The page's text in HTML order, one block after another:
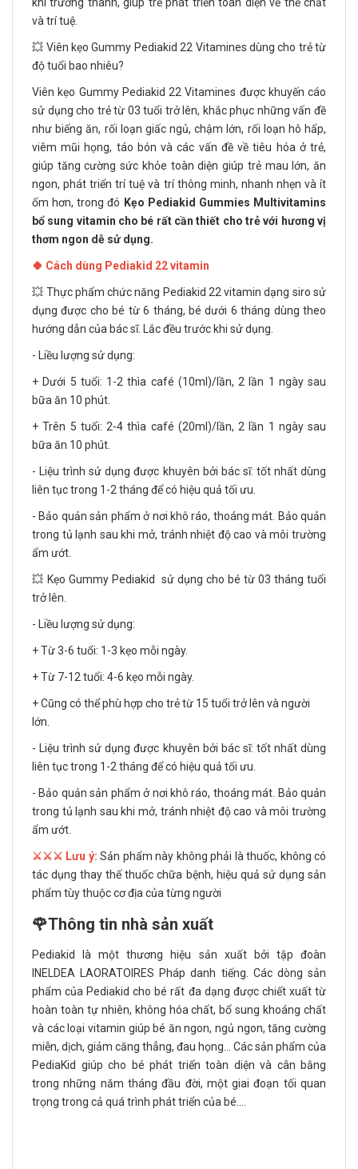
khi trưởng thành, giúp trẻ phát triển toàn diện về thể chất
và trí tuệ.
💥 Viên kẹo Gummy Pediakid 22 Vitamines dùng cho trẻ từ
độ tuổi bao nhiêu?
Viên kẹo Gummy Pediakid 22 Vitamines được khuyến cáo
sử dụng cho trẻ từ 03 tuổi trở lên, khắc phục những vấn đề
như biếng ăn, rối loạn giấc ngủ, chậm lớn, rối loạn hô hấp,
viêm mũi họng, táo bón và các vấn đề về tiêu hóa ở trẻ,
giúp tăng cường sức khỏe toàn diện giúp trẻ mau lớn, ăn
ngon, phát triển trí tuệ và trí thông minh, nhanh nhẹn và ít
ốm hơn, trong đó Kẹo Pediakid Gummies Multivitamins
bổ sung vitamin cho bé rất cần thiết cho trẻ với hương vị
thơm ngon dễ sử dụng.
🍀 Cách dùng Pediakid 22 vitamin
💥 Thực phẩm chức năng Pediakid 22 vitamin dạng siro sử
dụng được cho bé từ 6 tháng, bé dưới 6 tháng dùng theo
hướng dẫn của bác sĩ. Lắc đều trước khi sử dụng.
- Liều lượng sử dụng:
+ Dưới 5 tuổi: 1-2 thìa café (10ml)/lần, 2 lần 1 ngày sau
bữa ăn 10 phút.
+ Trên 5 tuổi: 2-4 thìa café (20ml)/lần, 2 lần 1 ngày sau
bữa ăn 10 phút.
- Liệu trình sử dụng được khuyên bởi bác sĩ: tốt nhất dùng
liên tục trong 1-2 tháng để có hiệu quả tối ưu.
- Bảo quản sản phẩm ở nơi khô ráo, thoáng mát. Bảo quản
trong tủ lạnh sau khi mở, tránh nhiệt độ cao và môi trường
ẩm ướt.
💥 Kẹo Gummy Pediakid sử dụng cho bé từ 03 tháng tuổi
trở lên.
- Liều lượng sử dụng:
+ Từ 3-6 tuổi: 1-3 kẹo mỗi ngày.
+ Từ 7-12 tuổi: 4-6 kẹo mỗi ngày.
+ Cũng có thể phù hợp cho trẻ từ 15 tuổi trở lên và người
lớn.
- Liệu trình sử dụng được khuyên bởi bác sĩ: tốt nhất dùng
liên tục trong 1-2 tháng để có hiệu quả tối ưu.
- Bảo quản sản phẩm ở nơi khô ráo, thoáng mát. Bảo quản
trong tủ lạnh sau khi mở, tránh nhiệt độ cao và môi trường
ẩm ướt.
⚔️⚔️⚔️ Lưu ý: Sản phẩm này không phải là thuốc, không có
tác dụng thay thế thuốc chữa bệnh, hiệu quả sử dụng sản
phẩm tùy thuộc cơ địa của từng người
🌹Thông tin nhà sản xuất
Pediakid là một thương hiệu sản xuất bởi tập đoàn
INELDEA LAORATOIRES Pháp danh tiếng. Các dòng sản
phẩm của Pediakid cho bé rất đa dạng được chiết xuất từ
hoàn toàn tự nhiên, không hóa chất, bổ sung khoáng chất
và các loại vitamin giúp bé ăn ngon, ngủ ngon, tăng cường
miễn, dịch, giảm căng thẳng, đau họng... Các sản phẩm của
PediaKid giúp cho bé phát triển toàn diện và cân bằng
trong những năm tháng đầu đời, một giai đoạn tối quan
trọng trong cả quá trình phát triển của bé....